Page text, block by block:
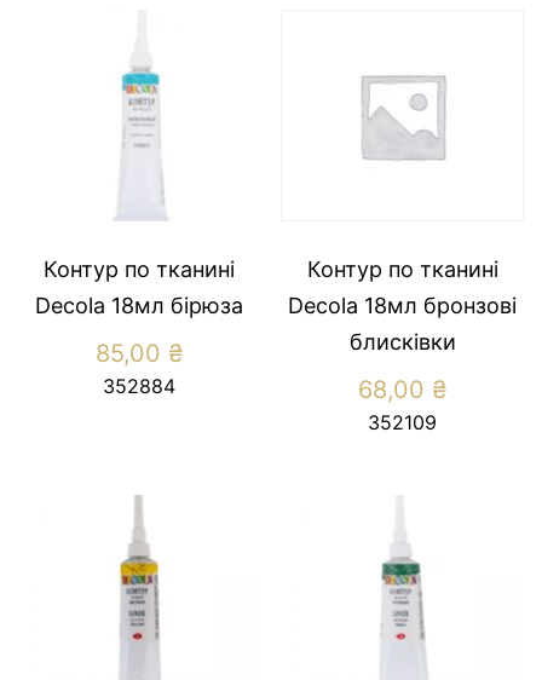
Контур по тканині
Decola 18мл бірюза
85,00 ₴
352884
Контур по тканині
Decola 18мл бронзові
блисківки
68,00 ₴
352109